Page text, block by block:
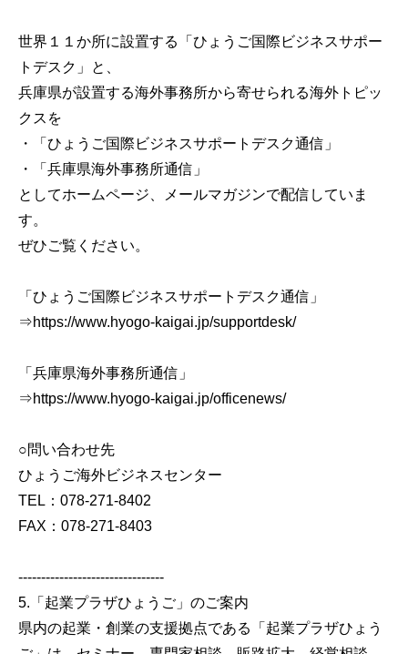
世界１１か所に設置する「ひょうご国際ビジネスサポー
トデスク」と、
兵庫県が設置する海外事務所から寄せられる海外トピッ
クスを
・「ひょうご国際ビジネスサポートデスク通信」
・「兵庫県海外事務所通信」
としてホームページ、メールマガジンで配信していま
す。
ぜひご覧ください。
「ひょうご国際ビジネスサポートデスク通信」
⇒https://www.hyogo-kaigai.jp/supportdesk/
「兵庫県海外事務所通信」
⇒https://www.hyogo-kaigai.jp/officenews/
○問い合わせ先
ひょうご海外ビジネスセンター
TEL：078-271-8402
FAX：078-271-8403
--------------------------------
5.「起業プラザひょうご」のご案内
県内の起業・創業の支援拠点である「起業プラザひょう